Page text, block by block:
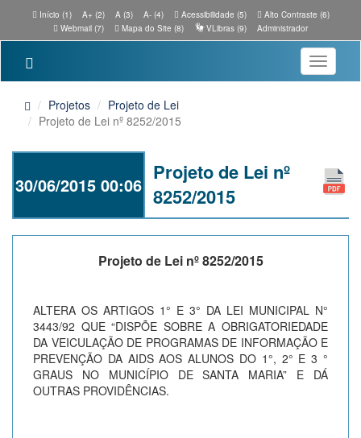
Início (1) A+ (2) A (3) A- (4) Acessibilidade (5)
Alto Contraste (6)
Webmail (7)
Mapa do Site (8) VLibras (9) Administrador
Toggle
Projetos
Projeto de Lei
Projeto de Lei nº 8252/2015
30/06/2015 00:06
Projeto de Lei nº
8252/2015
Projeto de Lei nº 8252/2015
ALTERA OS ARTIGOS 1° E 3° DA LEI MUNICIPAL N°
3443/92 QUE “DISPÕE SOBRE A OBRIGATORIEDADE
DA VEICULAÇÃO DE PROGRAMAS DE INFORMAÇÃO E
PREVENÇÃO DA AIDS AOS ALUNOS DO 1°, 2° E 3 °
GRAUS NO MUNICÍPIO DE SANTA MARIA” E DÁ
OUTRAS PROVIDÊNCIAS.